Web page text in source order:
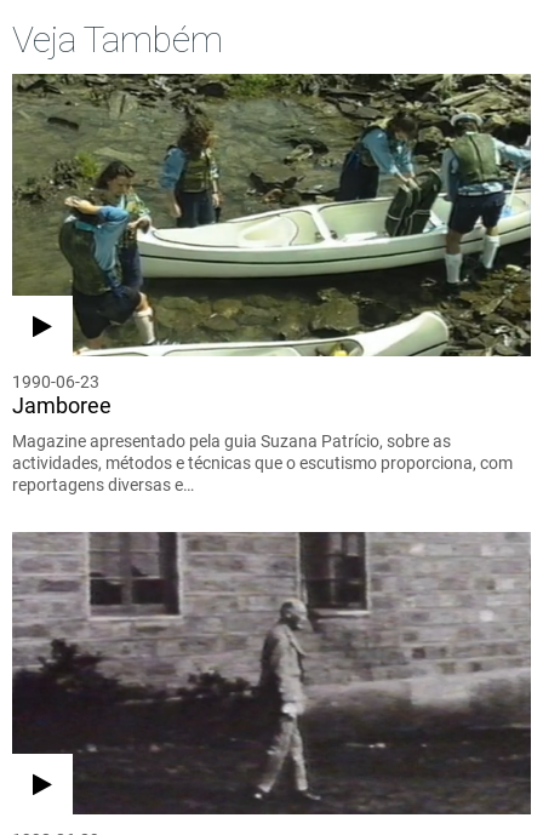
Veja Também
1990-06-23
Jamboree
Magazine apresentado pela guia Suzana Patrício, sobre as
actividades, métodos e técnicas que o escutismo proporciona, com
reportagens diversas e…